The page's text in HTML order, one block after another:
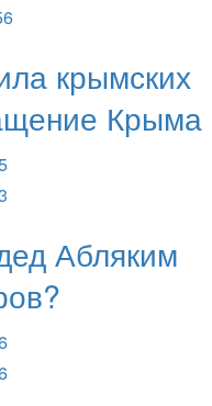
крымских
Крыма
Абляким